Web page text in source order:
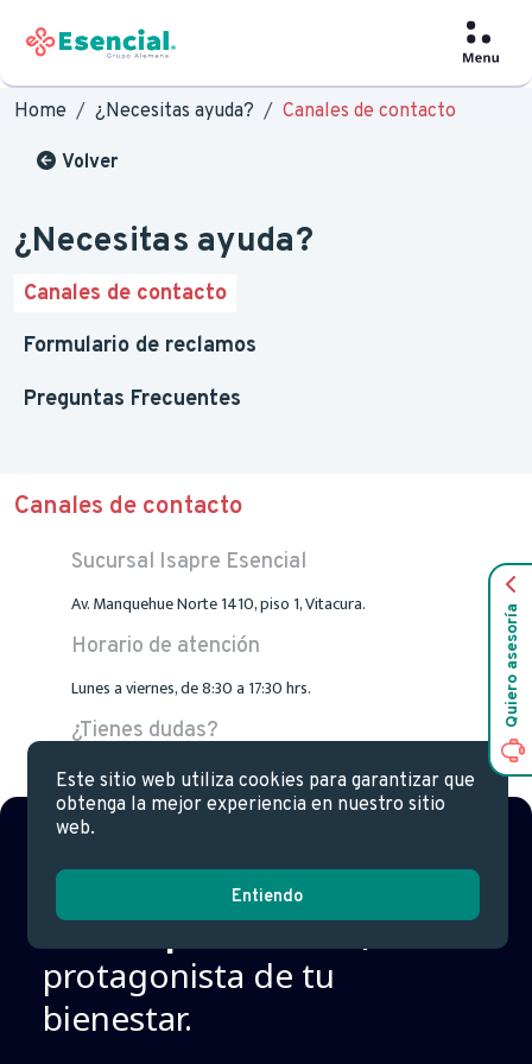
Quiero asesoría
Home ¿Necesitas ayuda? Canales de contacto
Volver
¿Necesitas ayuda?
Canales de contacto
Formulario de reclamos
Preguntas Frecuentes
Canales de contacto
Sucursal Isapre Esencial
Av. Manquehue Norte 1410, piso 1, Vitacura.
Horario de atención
Lunes a viernes, de 8:30 a 17:30 hrs.
¿Tienes dudas?
Contact Center 600 088 0090
Con Isapre Esencial,eres
protagonista de tu
bienestar.
Este sitio web utiliza cookies para garantizar que
obtenga la mejor experiencia en nuestro sitio
web.
Entiendo